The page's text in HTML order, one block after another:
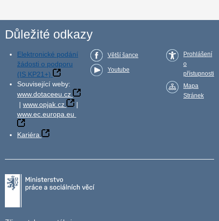
Důležité odkazy
Elektronické podání
žádosti o podporu
(IS KP21+)
Související weby:
www.dotaceeu.cz
| www.opjak.cz
|
www.ec.europa.eu
Kariéra
Větší šance
Youtube
Prohlášení
o
přístupnosti
Mapa
Stránek